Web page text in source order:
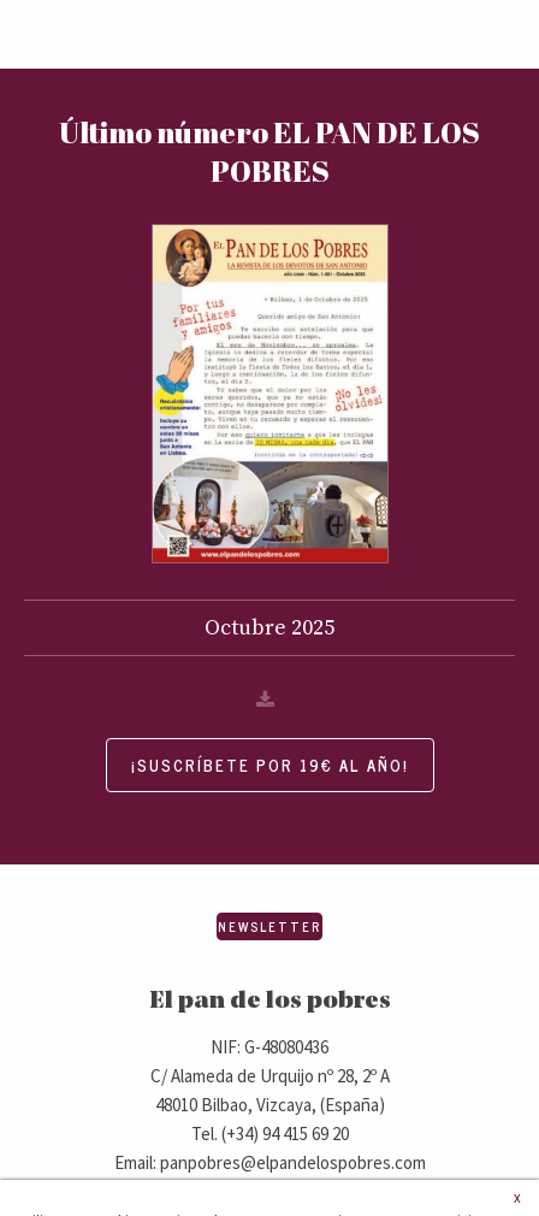
Último número EL PAN DE LOS
POBRES
Octubre 2025
¡SUSCRÍBETE POR 19€ AL AÑO!
El pan de los pobres
NIF: G-48080436
C/ Alameda de Urquijo nº 28, 2º A
48010 Bilbao, Vizcaya, (España)
Tel. (+34) 94 415 69 20
Email: panpobres@elpandelospobres.com
NEWSLETTER
x